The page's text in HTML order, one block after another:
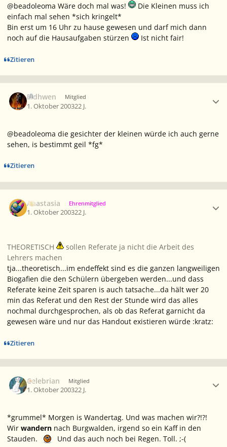
@beadoleoma Wäre doch mal was!
Die Kleinen muss ich
einfach mal sehen *sich kringelt*
Bin erst um 16 Uhr zu hause gewesen und darf mich dann
noch auf die Hausaufgaben stürzen
Ist nicht fair!
Zitieren
Eldhwen Mitglied
1. Oktober 200322 J.
@beadoleoma die gesichter der kleinen würde ich auch gerne
sehen, is bestimmt geil *fg*
Zitieren
Anastasia Ehrenmitglied
1. Oktober 200322 J.
THEORETISCH
sollen Referate ja nicht die Arbeit des
Lehrers machen
tja...theoretisch...im endeffekt sind es die ganzen langweiligen
Biogafien die den Schülern übergeben werden...und dass
Referate keine Zeit sparen is auch tatsache...da hält wer 20
min das Referat und den Rest der Stunde wird das alles
nochmal durchgesprochen, als ob das Referat garnicht da
gewesen wäre und nur das Handout existieren würde :kratz:
Zitieren
Celebrian Mitglied
1. Oktober 200322 J.
*grummel* Morgen is Wandertag. Und was machen wir?!?!
Wir wandern nach Burgwalden, irgend so ein Kaff in den
Stauden.
Und das auch noch bei Regen. Toll. ;-(